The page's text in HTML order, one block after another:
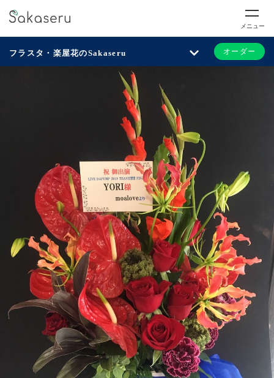
メニュー
フラスタ・楽屋花のSakaseru オーダー